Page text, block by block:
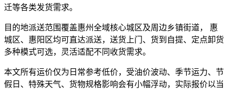
迁等各类发货需求。
目的地派送范围覆盖惠州全域核心城区及周边乡镇街道， 惠
城区、惠阳区均可直达派送，送货上门、货到自提、定点卸货
多种模式可选，灵活适配不同收货需求。
本文所有运价仅为日常参考低价，受油价波动、季节运力、节
假日、特殊天气、货物规格影响会有小幅浮动，实际报价以当